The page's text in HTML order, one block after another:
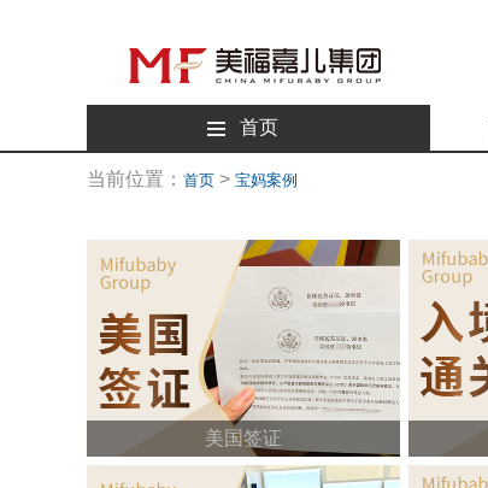
首页
当前位置： 首页 > 宝妈案例
美国签证